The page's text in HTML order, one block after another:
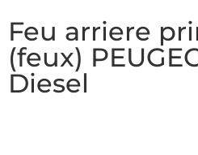
Feu arriere
(feux)
Diesel